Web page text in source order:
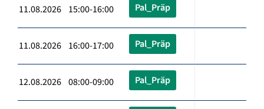
11.08.2026 15:00-16:00 Pal_Präp
11.08.2026 16:00-17:00 Pal_Präp
12.08.2026 08:00-09:00 Pal_Präp